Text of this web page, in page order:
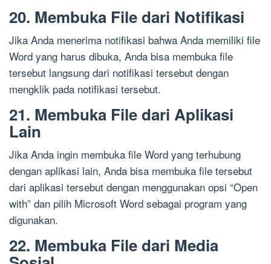
20. Membuka File dari Notifikasi
Jika Anda menerima notifikasi bahwa Anda memiliki file
Word yang harus dibuka, Anda bisa membuka file
tersebut langsung dari notifikasi tersebut dengan
mengklik pada notifikasi tersebut.
21. Membuka File dari Aplikasi
Lain
Jika Anda ingin membuka file Word yang terhubung
dengan aplikasi lain, Anda bisa membuka file tersebut
dari aplikasi tersebut dengan menggunakan opsi “Open
with” dan pilih Microsoft Word sebagai program yang
digunakan.
22. Membuka File dari Media